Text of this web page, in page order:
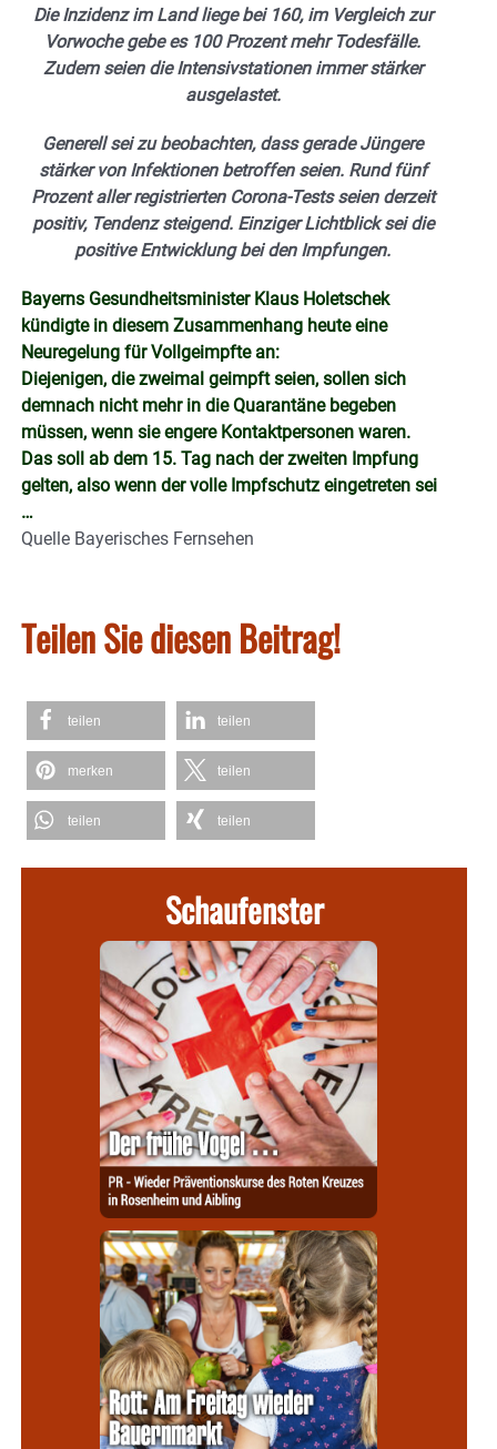
Die Inzidenz im Land liege bei 160, im Vergleich zur
Vorwoche gebe es 100 Prozent mehr Todesfälle.
Zudem seien die Intensivstationen immer stärker
ausgelastet.
Generell sei zu beobachten, dass gerade Jüngere
stärker von Infektionen betroffen seien. Rund fünf
Prozent aller registrierten Corona-Tests seien derzeit
positiv, Tendenz steigend. Einziger Lichtblick sei die
positive Entwicklung bei den Impfungen.
Bayerns Gesundheitsminister Klaus Holetschek
kündigte in diesem Zusammenhang heute eine
Neuregelung für Vollgeimpfte an:
Diejenigen, die zweimal geimpft seien, sollen sich
demnach nicht mehr in die Quarantäne begeben
müssen, wenn sie engere Kontaktpersonen waren.
Das soll ab dem 15. Tag nach der zweiten Impfung
gelten, also wenn der volle Impfschutz eingetreten sei
…
Quelle Bayerisches Fernsehen
Teilen Sie diesen Beitrag!
teilen teilen
merken teilen
teilen teilen
Schaufenster